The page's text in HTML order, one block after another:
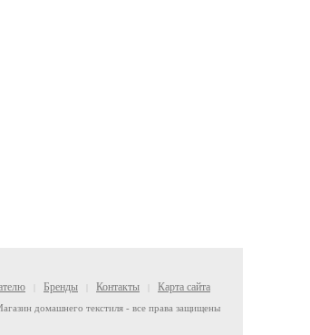
Бренды Контакты Карта сайта
домашнего текстиля - все права защищены